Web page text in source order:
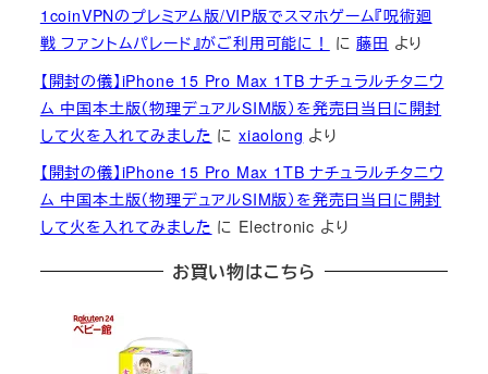
1coinVPNのプレミアム版/VIP版でスマホゲーム『呪術廻
戦 ファントムパレード』がご利用可能に！
に藤田 より
【開封の儀】iPhone 15 Pro Max 1TB ナチュラルチタニウ
ム 中国本土版（物理デュアルSIM版）を発売日当日に開封
して火を入れてみました にxiaolong より
【開封の儀】iPhone 15 Pro Max 1TB ナチュラルチタニウ
ム 中国本土版（物理デュアルSIM版）を発売日当日に開封
して火を入れてみました に Electronic より
お買い物はこちら